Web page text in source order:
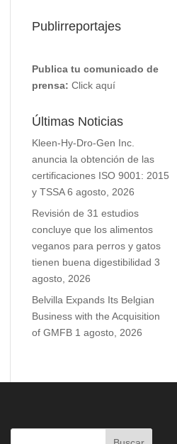
Publirreportajes
Publica tu comunicado de
prensa: Click aquí
Últimas Noticias
Kleen-Hy-Dro-Gen Inc.
anuncia la obtención de las
certificaciones ISO 9001: 2015
y TSSA 6 agosto, 2026
Revisión de 31 estudios
concluye que los alimentos
veganos para perros y gatos
tienen buena digestibilidad 3
agosto, 2026
Belvilla Expands Its Belgian
Business with the Acquisition
of GMFB 1 agosto, 2026